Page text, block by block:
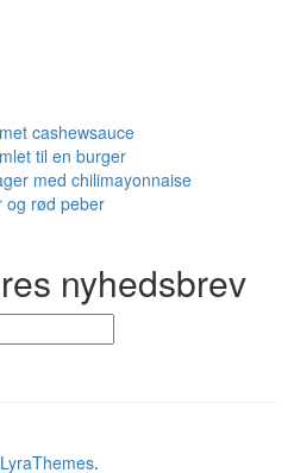
cashewsauce
til en burger
med chilimayonnaise
og rød peber
nyhedsbrev
LyraThemes.